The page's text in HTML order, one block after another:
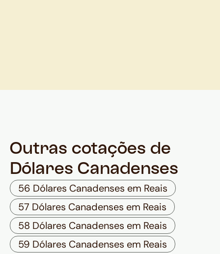
Outras cotações de
Dólares Canadenses
56 Dólares Canadenses em Reais
57 Dólares Canadenses em Reais
58 Dólares Canadenses em Reais
59 Dólares Canadenses em Reais